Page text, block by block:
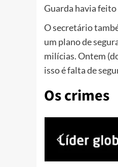
Guarda havia feito
O secretário
um plano de
milícias. Ontem
isso é falta de
Os crimes